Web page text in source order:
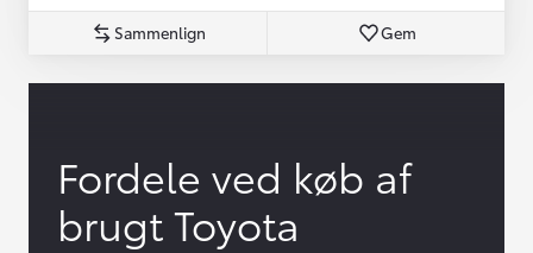
Sammenlign Gem
Fordele ved køb af
brugt Toyota